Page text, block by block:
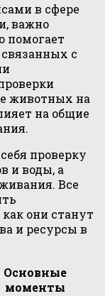
в сфере
важно
помогает
с
животных на
на общие
проверку
и воды, а
Все
они станут
и ресурсы в
Основные
моменты